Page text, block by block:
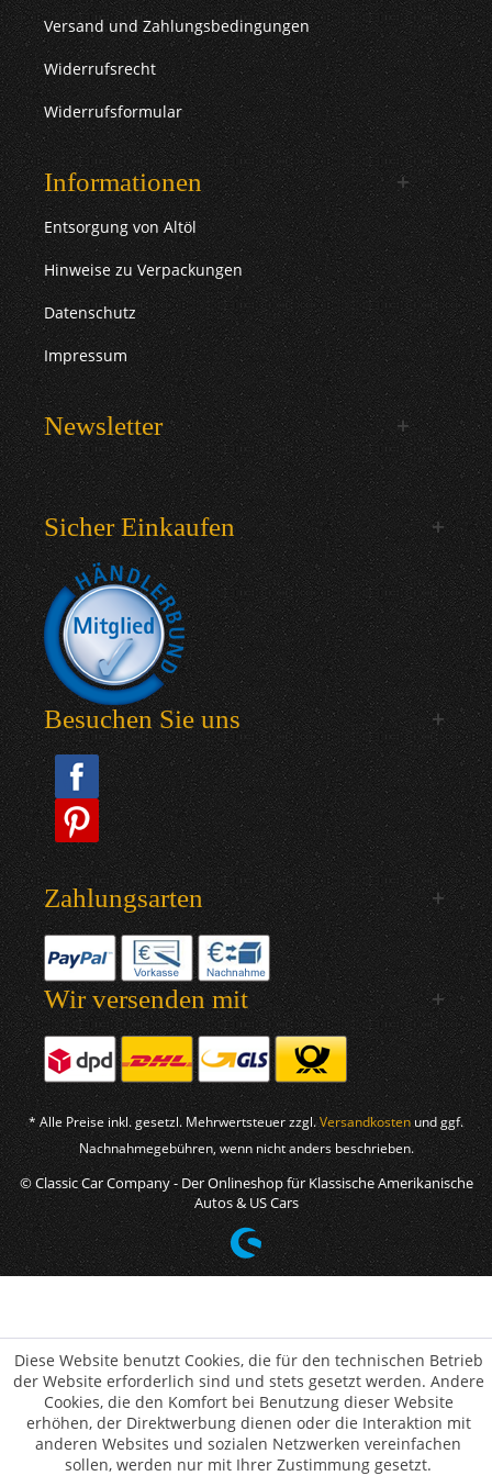
Versand und Zahlungsbedingungen
Widerrufsrecht
Widerrufsformular
Informationen
Entsorgung von Altöl
Hinweise zu Verpackungen
Datenschutz
Impressum
Newsletter
Sicher Einkaufen
Besuchen Sie uns
Zahlungsarten
Wir versenden mit
* Alle Preise inkl. gesetzl. Mehrwertsteuer zzgl.Versandkosten und ggf.
Nachnahmegebühren, wenn nicht anders beschrieben.
© Classic Car Company - Der Onlineshop für Klassische Amerikanische
Autos & US Cars
Diese Website benutzt Cookies, die für den technischen Betrieb
der Website erforderlich sind und stets gesetzt werden. Andere
Cookies, die den Komfort bei Benutzung dieser Website
erhöhen, der Direktwerbung dienen oder die Interaktion mit
anderen Websites und sozialen Netzwerken vereinfachen
sollen, werden nur mit Ihrer Zustimmung gesetzt.